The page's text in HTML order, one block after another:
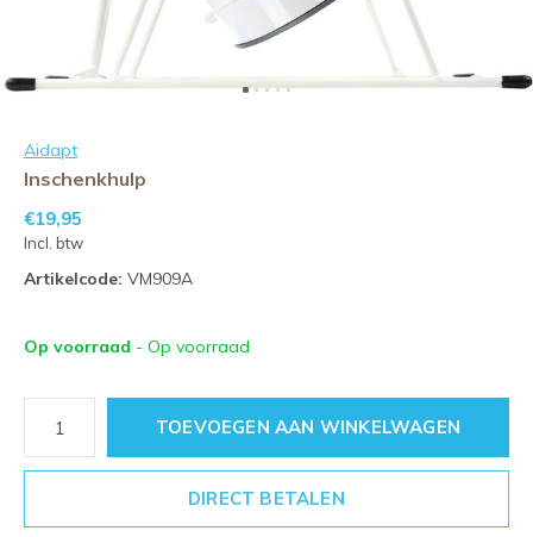
Aidapt
Inschenkhulp
€19,95
Incl. btw
Artikelcode: VM909A
Op voorraad - Op voorraad
TOEVOEGEN AAN WINKELWAGEN
DIRECT BETALEN